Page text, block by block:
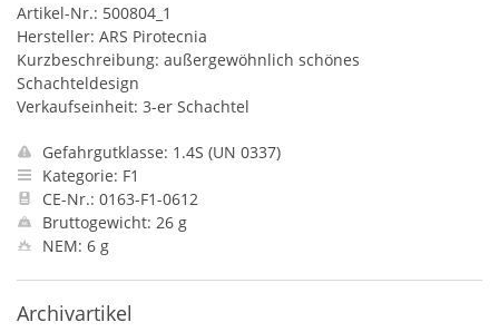
Artikel-Nr.: 500804_1
Hersteller: ARS Pirotecnia
Kurzbeschreibung: außergewöhnlich schönes
Schachteldesign
Verkaufseinheit: 3-er Schachtel
Gefahrgutklasse: 1.4S (UN 0337)
Kategorie: F1
CE-Nr.: 0163-F1-0612
Bruttogewicht: 26 g
NEM: 6 g
Archivartikel